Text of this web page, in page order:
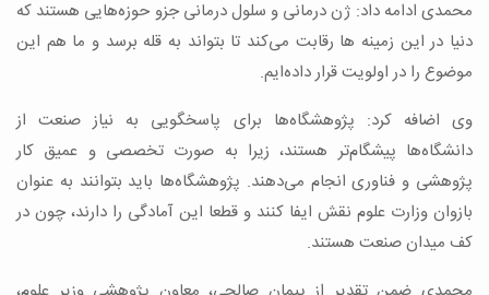
محمدی ادامه داد: ژن درمانی و سلول درمانی جزو حوزه‌هایی هستند که
دنیا در این زمینه ها رقابت می‌کند تا بتواند به قله برسد و ما هم این
موضوع را در اولویت قرار داده‌ایم.
وی اضافه کرد: پژوهشگاه‌ها برای پاسخگویی به نیاز صنعت از
دانشگاه‌ها پیشگام‌تر هستند، زیرا به صورت تخصصی و عمیق کار
پژوهشی و فناوری انجام می‌دهند. پژوهشگاه‌ها باید بتوانند به عنوان
بازوان وزارت علوم نقش ایفا کنند و قطعا این آمادگی را دارند، چون در
کف میدان صنعت هستند.